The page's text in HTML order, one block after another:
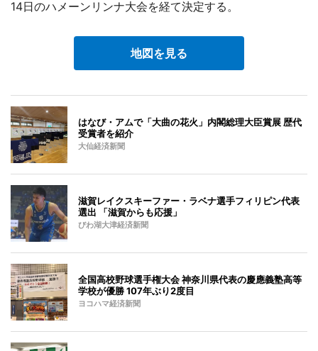
14日のハメーンリンナ大会を経て決定する。
地図を見る
はなび・アムで「大曲の花火」内閣総理大臣賞展 歴代
受賞者を紹介
大仙経済新聞
滋賀レイクスキーファー・ラベナ選手フィリピン代表
選出 「滋賀からも応援」
びわ湖大津経済新聞
全国高校野球選手権大会 神奈川県代表の慶應義塾高等
学校が優勝 107年ぶり2度目
ヨコハマ経済新聞